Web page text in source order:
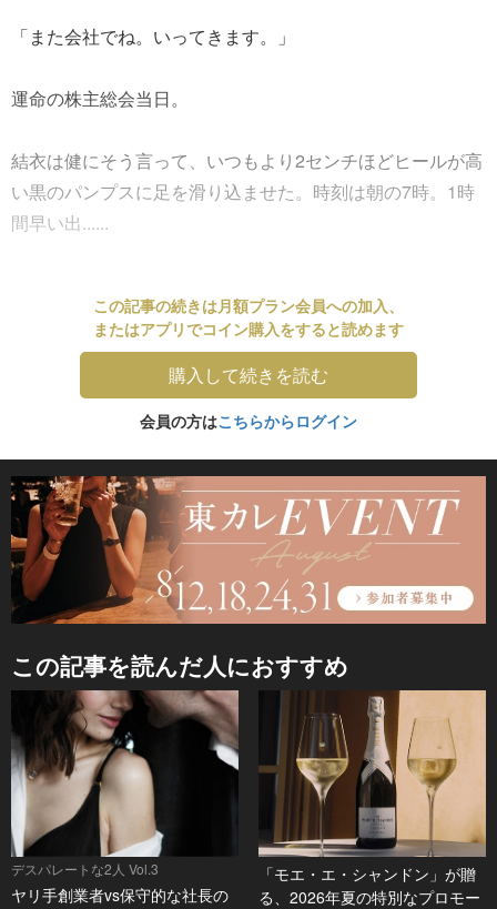
「また会社でね。いってきます。」
運命の株主総会当日。
結衣は健にそう言って、いつもより2センチほどヒールが高
い黒のパンプスに足を滑り込ませた。時刻は朝の7時。1時
間早い出......
この記事の続きは月額プラン会員への加入、
またはアプリでコイン購入をすると読めます
購入して続きを読む
会員の方はこちらからログイン
この記事を読んだ人におすすめ
デスパレートな2人 Vol.3
ヤリ手創業者vs保守的な社長の
「モエ・エ・シャンドン」が贈
る、2026年夏の特別なプロモー